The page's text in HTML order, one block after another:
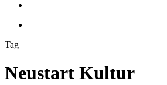
Tag
Neustart Kultur